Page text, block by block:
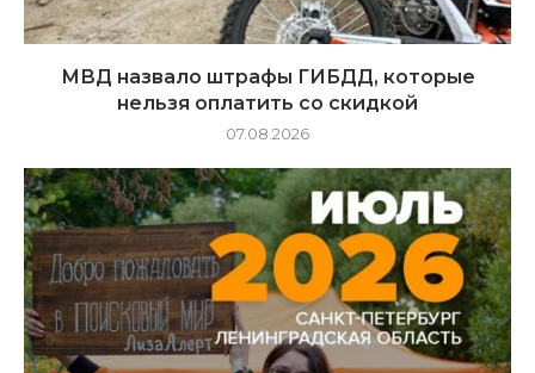
МВД назвало штрафы ГИБДД, которые
нельзя оплатить со скидкой
07.08.2026